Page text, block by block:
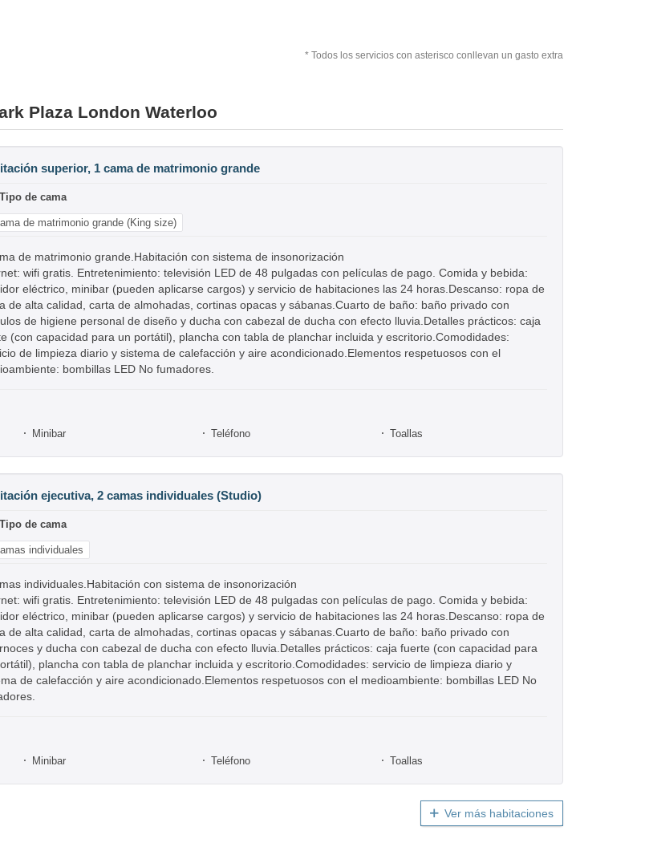
* Todos los servicios con asterisco conllevan un gasto extra
Plaza London Waterloo
superior, 1 cama de matrimonio grande
Tipo de cama
de matrimonio grande (King size)
de matrimonio grande.Habitación con sistema de insonorización
wifi gratis. Entretenimiento: televisión LED de 48 pulgadas con películas de pago. Comida y bebida:
eléctrico, minibar (pueden aplicarse cargos) y servicio de habitaciones las 24 horas.Descanso: ropa de
de alta calidad, carta de almohadas, cortinas opacas y sábanas.Cuarto de baño: baño privado con
de higiene personal de diseño y ducha con cabezal de ducha con efecto lluvia.Detalles prácticos: caja
(con capacidad para un portátil), plancha con tabla de planchar incluida y escritorio.Comodidades:
de limpieza diario y sistema de calefacción y aire acondicionado.Elementos respetuosos con el
bombillas LED No fumadores.
Minibar Teléfono Toallas
ejecutiva, 2 camas individuales (Studio)
Tipo de cama
individuales
individuales.Habitación con sistema de insonorización
wifi gratis. Entretenimiento: televisión LED de 48 pulgadas con películas de pago. Comida y bebida:
eléctrico, minibar (pueden aplicarse cargos) y servicio de habitaciones las 24 horas.Descanso: ropa de
de alta calidad, carta de almohadas, cortinas opacas y sábanas.Cuarto de baño: baño privado con
y ducha con cabezal de ducha con efecto lluvia.Detalles prácticos: caja fuerte (con capacidad para
plancha con tabla de planchar incluida y escritorio.Comodidades: servicio de limpieza diario y
de calefacción y aire acondicionado.Elementos respetuosos con el medioambiente: bombillas LED No
Minibar Teléfono Toallas
Ver más habitaciones